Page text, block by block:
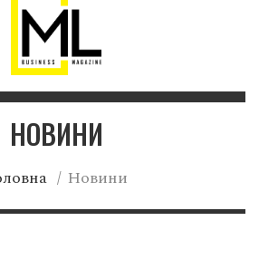
НОВИНИ
/ Новини